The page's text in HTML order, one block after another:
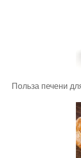
Польза печени